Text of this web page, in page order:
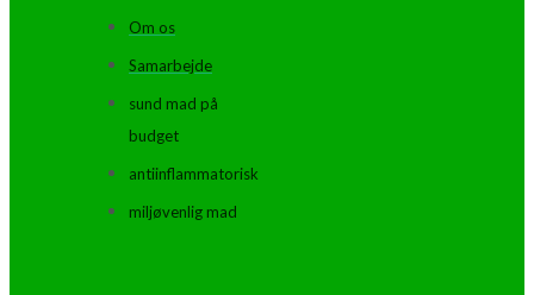
Om os
Samarbejde
sund mad på
budget
antiinflammatorisk
miljøvenlig mad